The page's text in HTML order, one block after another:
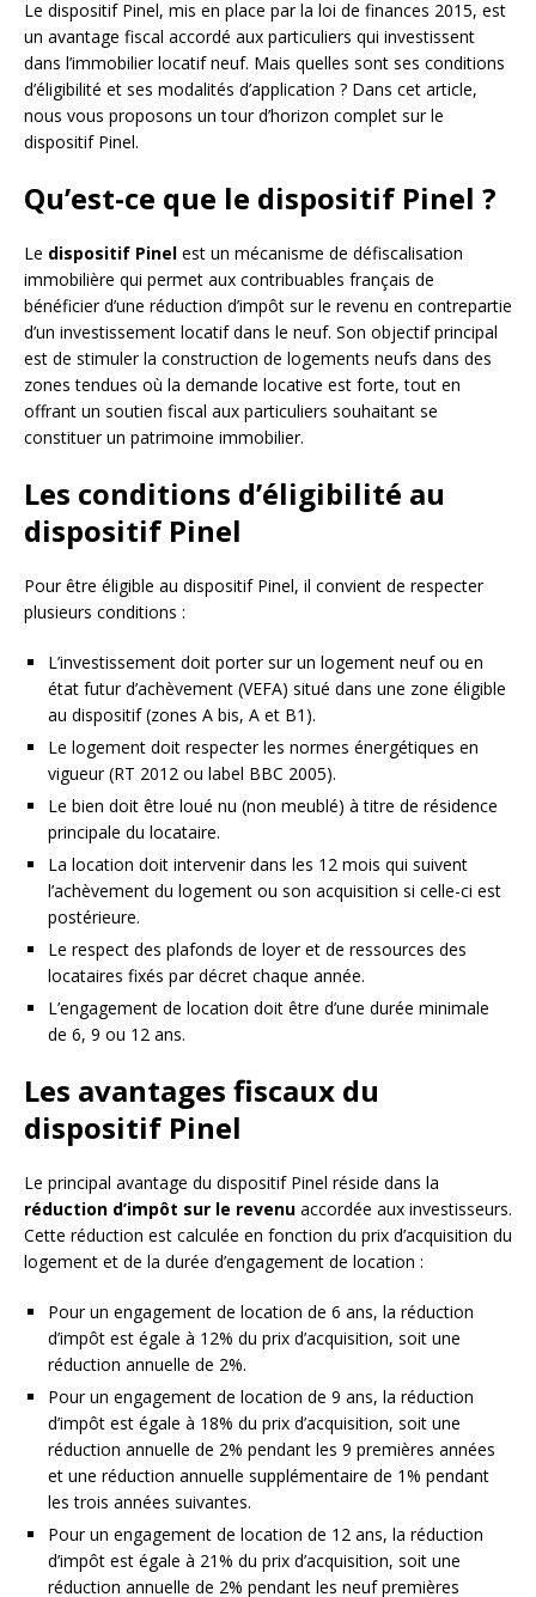
Le dispositif Pinel, mis en place par la loi de finances 2015, est
un avantage fiscal accordé aux particuliers qui investissent
dans l’immobilier locatif neuf. Mais quelles sont ses conditions
d’éligibilité et ses modalités d’application ? Dans cet article,
nous vous proposons un tour d’horizon complet sur le
dispositif Pinel.
Qu’est-ce que le dispositif Pinel ?
Le dispositif Pinel est un mécanisme de défiscalisation
immobilière qui permet aux contribuables français de
bénéficier d’une réduction d’impôt sur le revenu en contrepartie
d’un investissement locatif dans le neuf. Son objectif principal
est de stimuler la construction de logements neufs dans des
zones tendues où la demande locative est forte, tout en
offrant un soutien fiscal aux particuliers souhaitant se
constituer un patrimoine immobilier.
Les conditions d’éligibilité au
dispositif Pinel
Pour être éligible au dispositif Pinel, il convient de respecter
plusieurs conditions :
L’investissement doit porter sur un logement neuf ou en
état futur d’achèvement (VEFA) situé dans une zone éligible
au dispositif (zones A bis, A et B1).
Le logement doit respecter les normes énergétiques en
vigueur (RT 2012 ou label BBC 2005).
Le bien doit être loué nu (non meublé) à titre de résidence
principale du locataire.
La location doit intervenir dans les 12 mois qui suivent
l’achèvement du logement ou son acquisition si celle-ci est
postérieure.
Le respect des plafonds de loyer et de ressources des
locataires fixés par décret chaque année.
L’engagement de location doit être d’une durée minimale
de 6, 9 ou 12 ans.
Les avantages fiscaux du
dispositif Pinel
Le principal avantage du dispositif Pinel réside dans la
réduction d’impôt sur le revenu accordée aux investisseurs.
Cette réduction est calculée en fonction du prix d’acquisition du
logement et de la durée d’engagement de location :
Pour un engagement de location de 6 ans, la réduction
d’impôt est égale à 12% du prix d’acquisition, soit une
réduction annuelle de 2%.
Pour un engagement de location de 9 ans, la réduction
d’impôt est égale à 18% du prix d’acquisition, soit une
réduction annuelle de 2% pendant les 9 premières années
et une réduction annuelle supplémentaire de 1% pendant
les trois années suivantes.
Pour un engagement de location de 12 ans, la réduction
d’impôt est égale à 21% du prix d’acquisition, soit une
réduction annuelle de 2% pendant les neuf premières